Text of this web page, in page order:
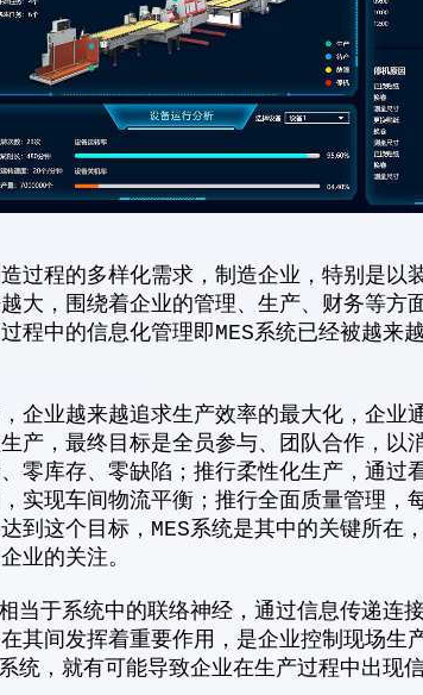
过程的多样化需求，制造企业，特别是以
大，围绕着企业的管理、生产、财务等方
程中的信息化管理即MES系统已经被越来
企业越来越追求生产效率的最大化，企业
产，最终目标是全员参与、团队合作，以
零库存、零缺陷；推行柔性化生产，通过
实现车间物流平衡；推行全面质量管理，
到这个目标，MES系统是其中的关键所在
业的关注。
当于系统中的联络神经，通过信息传递连
其间发挥着重要作用，是企业控制现场生
统，就有可能导致企业在生产过程中出现